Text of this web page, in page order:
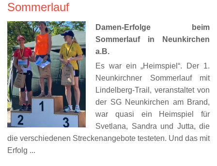
Sommerlauf
Damen-Erfolge beim
Sommerlauf in Neunkirchen
a.B.
Es war ein „Heimspiel“. Der 1.
Neunkirchner Sommerlauf mit
Lindelberg-Trail, veranstaltet von
der SG Neunkirchen am Brand,
war quasi ein Heimspiel für
Svetlana, Sandra und Jutta, die
die verschiedenen Streckenangebote testeten. Und das mit
Erfolg ...